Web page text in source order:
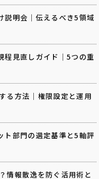
明会｜伝えるべき5領域
見直しガイド｜5つの重
る方法｜権限設定と運用
部門の選定基準と5軸評
情報散逸を防ぐ活用術と